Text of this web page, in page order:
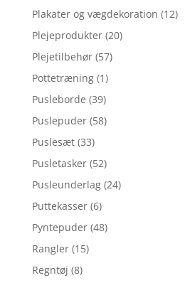
Plakater og vægdekoration (12)
Plejeprodukter (20)
Plejetilbehør (57)
Pottetræning (1)
Pusleborde (39)
Puslepuder (58)
Puslesæt (33)
Pusletasker (52)
Pusleunderlag (24)
Puttekasser (6)
Pyntepuder (48)
Rangler (15)
Regntøj (8)